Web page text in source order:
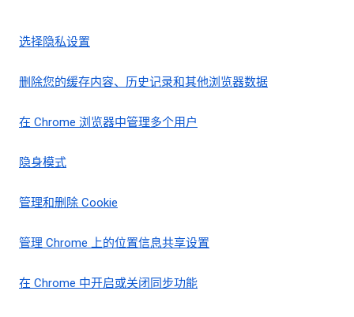
选择隐私设置
删除您的缓存内容、历史记录和其他浏览器数据
在 Chrome 浏览器中管理多个用户
隐身模式
管理和删除 Cookie
管理 Chrome 上的位置信息共享设置
在 Chrome 中开启或关闭同步功能